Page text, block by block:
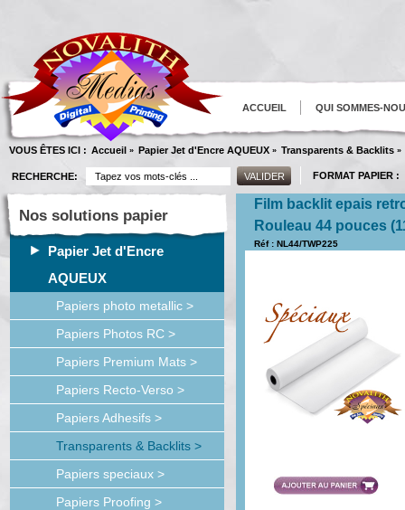
ACCUEIL QUI SOMMES-
VOUS ÊTES ICI : Accueil » Papier Jet d'Encre AQUEUX » Transparents & Backlits »
RECHERCHE: FORMAT PAPIER :
Nos solutions papier
Papier Jet d'Encre
AQUEUX
Papiers photo metallic >
Papiers Photos RC >
Papiers Premium Mats >
Papiers Recto-Verso >
Papiers Adhesifs >
Transparents & Backlits >
Papiers speciaux >
Papiers Proofing >
Film backlit epais
Rouleau 44 pouces
Réf : NL44/TWP225